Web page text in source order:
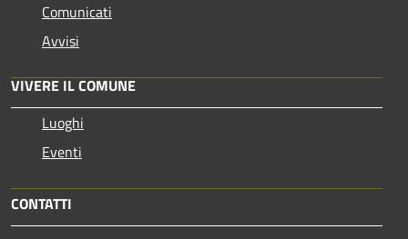
Comunicati
Avvisi
VIVERE IL COMUNE
Luoghi
Eventi
CONTATTI